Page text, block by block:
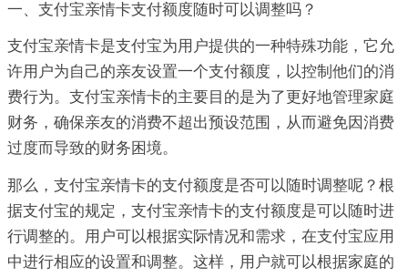
一、支付宝亲情卡支付额度随时可以调整吗？
支付宝亲情卡是支付宝为用户提供的一种特殊功能，它允
许用户为自己的亲友设置一个支付额度，以控制他们的消
费行为。支付宝亲情卡的主要目的是为了更好地管理家庭
财务，确保亲友的消费不超出预设范围，从而避免因消费
过度而导致的财务困境。
那么，支付宝亲情卡的支付额度是否可以随时调整呢？根
据支付宝的规定，支付宝亲情卡的支付额度是可以随时进
行调整的。用户可以根据实际情况和需求，在支付宝应用
中进行相应的设置和调整。这样，用户就可以根据家庭的